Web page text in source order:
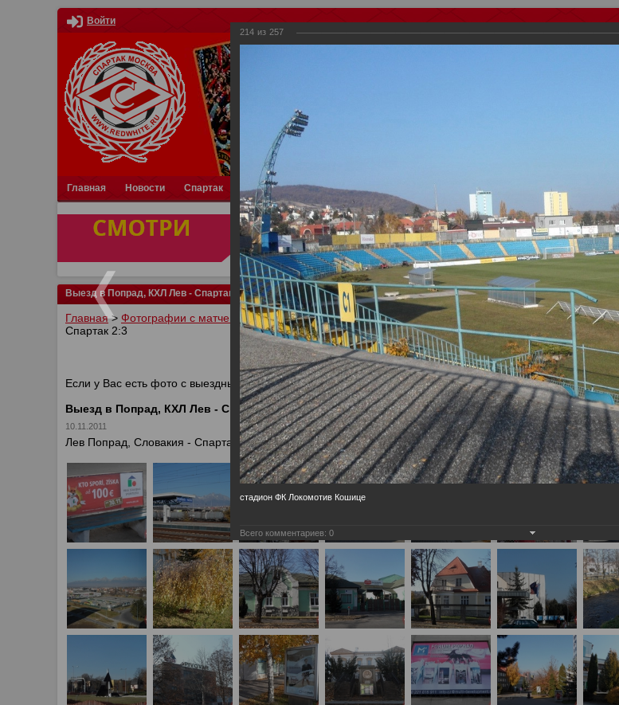
Войти
Главная Новости Спартак Турниры Фотки Отчеты Фанату Стадионы
Выезд в Попрад, КХЛ Лев - Спартак 2:3
Главная> Фотографии с матчей Спартака, Сборной Росиии>Фотографии с выездных игр Спартака>
Спартак 2:3
Уважаемые посетители нашего сайта!
Если у Вас есть фото с выездных игр Спартака, высылайте нам на почту, мы обязательно разместим их
Выезд в Попрад, КХЛ Лев - Спартак 2:3
10.11.2011
Лев Попрад, Словакия - Спартак Москва 2:3 г. Попрад, и г. Кошице (Словакия)
214 из 257
стадион ФК Локомотив Кошице
Всего комментариев: 0